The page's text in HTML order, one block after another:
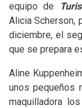
equipo de
Alicia Scherson,
diciembre, el
que se prepara
Aline
unos pequeños
maquilladora